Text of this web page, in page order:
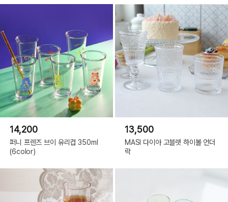
14,200
퍼니 프렌즈 브이 유리컵 350ml
(6color)
13,500
MASI 다이아 고블렛 하이볼 언더
락